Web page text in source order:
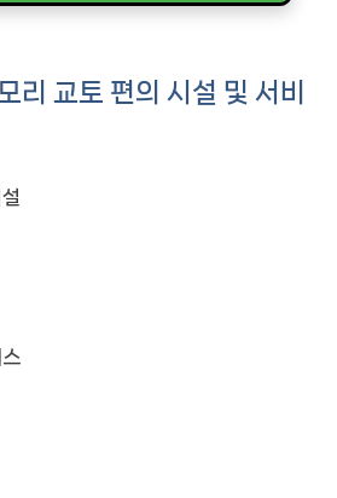
리 교토 편의 시설 및 서비